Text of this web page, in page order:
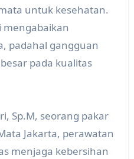
untuk kesehatan.
mengabaikan
padahal gangguan
pada kualitas
Sp.M, seorang pakar
Jakarta, perawatan
menjaga kebersihan